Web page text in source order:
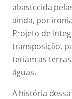
abastecida
ainda, por
Projeto de
transposição,
teriam as
águas.
A história